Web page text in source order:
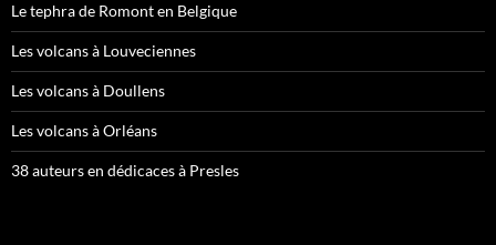
Le tephra de Romont en Belgique
Les volcans à Louveciennes
Les volcans à Doullens
Les volcans à Orléans
38 auteurs en dédicaces à Presles